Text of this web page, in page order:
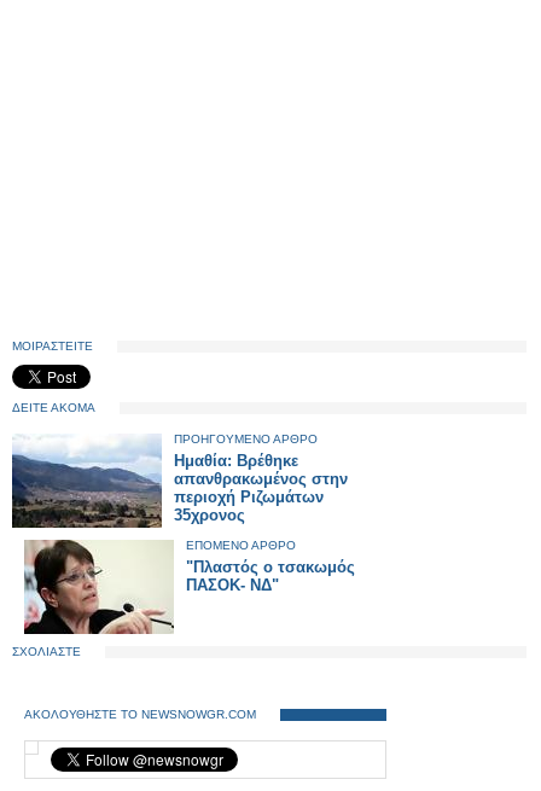
ΜΟΙΡΑΣΤΕΙΤΕ
ΔΕΙΤΕ ΑΚΟΜΑ
ΠΡΟΗΓΟΥΜΕΝΟ ΑΡΘΡΟ
Ημαθία: Βρέθηκε
απανθρακωμένος στην
περιοχή Ριζωμάτων
35χρονος
ΕΠΟΜΕΝΟ ΑΡΘΡΟ
"Πλαστός ο τσακωμός
ΠΑΣΟΚ- ΝΔ"
ΣΧΟΛΙΑΣΤΕ
ΑΚΟΛΟΥΘΗΣΤΕ ΤΟ NEWSNOWGR.COM